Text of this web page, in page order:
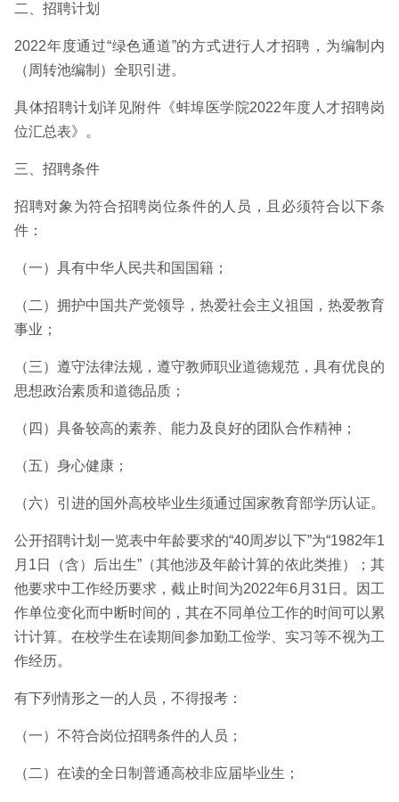
二、招聘计划
2022年度通过“绿色通道”的方式进行人才招聘，为编制内
（周转池编制）全职引进。
具体招聘计划详见附件《蚌埠医学院2022年度人才招聘岗
位汇总表》。
三、招聘条件
招聘对象为符合招聘岗位条件的人员，且必须符合以下条
件：
（一）具有中华人民共和国国籍；
（二）拥护中国共产党领导，热爱社会主义祖国，热爱教育
事业；
（三）遵守法律法规，遵守教师职业道德规范，具有优良的
思想政治素质和道德品质；
（四）具备较高的素养、能力及良好的团队合作精神；
（五）身心健康；
（六）引进的国外高校毕业生须通过国家教育部学历认证。
公开招聘计划一览表中年龄要求的“40周岁以下”为“1982年1
月1日（含）后出生”（其他涉及年龄计算的依此类推）；其
他要求中工作经历要求，截止时间为2022年6月31日。因工
作单位变化而中断时间的，其在不同单位工作的时间可以累
计计算。在校学生在读期间参加勤工俭学、实习等不视为工
作经历。
有下列情形之一的人员，不得报考：
（一）不符合岗位招聘条件的人员；
（二）在读的全日制普通高校非应届毕业生；